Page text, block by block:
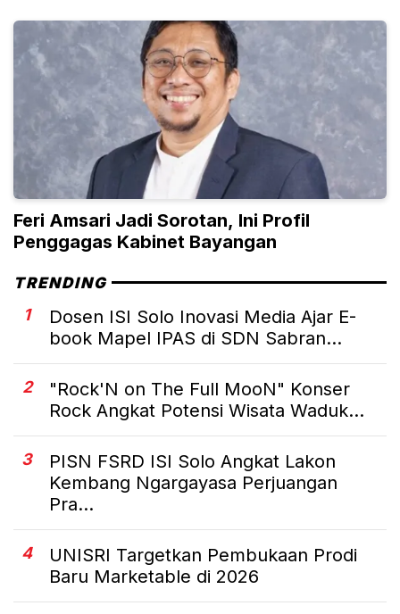
Feri Amsari Jadi Sorotan, Ini Profil
Penggagas Kabinet Bayangan
TRENDING
1
Dosen ISI Solo Inovasi Media Ajar E-
book Mapel IPAS di SDN Sabran...
2
"Rock'N on The Full MooN" Konser
Rock Angkat Potensi Wisata Waduk...
3
PISN FSRD ISI Solo Angkat Lakon
Kembang Ngargayasa Perjuangan
Pra...
4
UNISRI Targetkan Pembukaan Prodi
Baru Marketable di 2026